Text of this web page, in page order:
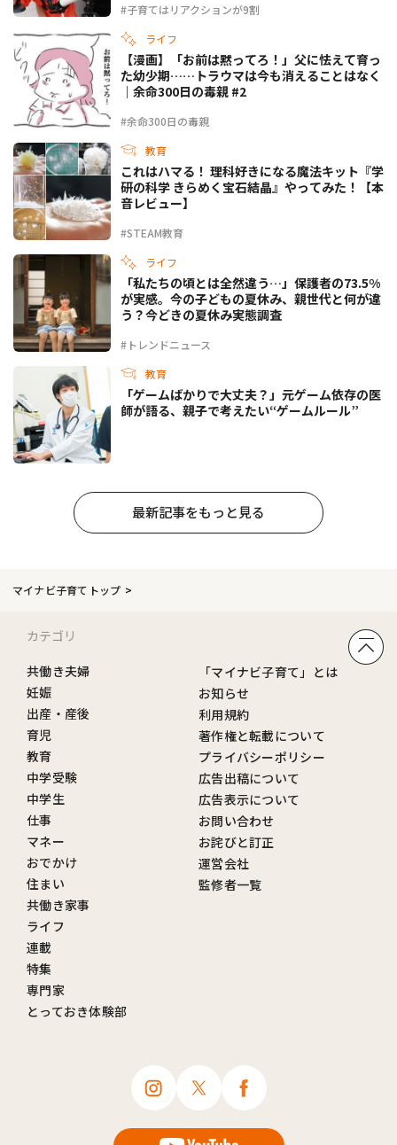
#子育てはリアクションが9割
ライフ
#余命300日の毒親
【漫画】「お前は黙ってろ！」父に怯えて育っ
た幼少期……トラウマは今も消えることはなく
｜余命300日の毒親 #2
教育
#STEAM教育
これはハマる！ 理科好きになる魔法キット『学
研の科学 きらめく宝石結晶』やってみた！【本
音レビュー】
ライフ
#トレンドニュース
「私たちの頃とは全然違う…」保護者の73.5%
が実感。今の子どもの夏休み、親世代と何が違
う？今どきの夏休み実態調査
教育
「ゲームばかりで大丈夫？」元ゲーム依存の医
師が語る、親子で考えたい“ゲームルール”
最新記事をもっと見る
マイナビ子育てトップ
カテゴリ
共働き夫婦
妊娠
出産・産後
育児
教育
中学受験
中学生
仕事
マネー
おでかけ
住まい
共働き家事
ライフ
連載
特集
専門家
とっておき体験部
「マイナビ子育て」とは
お知らせ
利用規約
著作権と転載について
プライバシーポリシー
広告出稿について
広告表示について
お問い合わせ
お詫びと訂正
運営会社
監修者一覧